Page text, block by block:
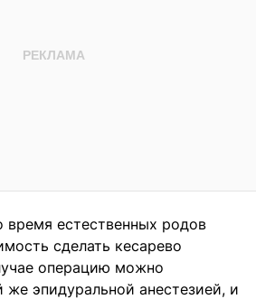
время естественных родов
сделать кесарево
операцию можно
же эпидуральной анестезией, и